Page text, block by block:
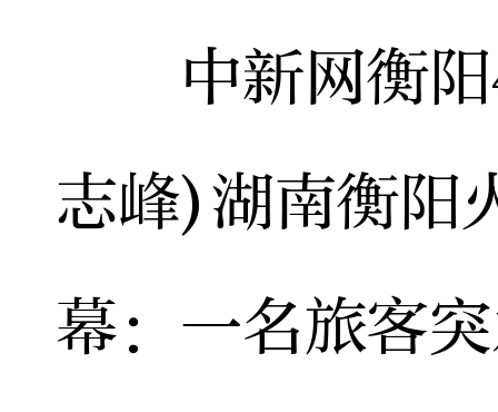
中新网衡阳
志峰)湖南衡阳
幕：一名旅客